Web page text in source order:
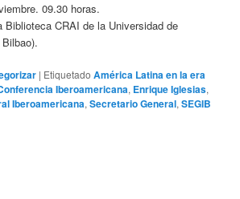
09.30 horas.
Biblioteca CRAI de la Universidad de
| Etiquetado América Latina en la era
Iberoamericana, Enrique Iglesias,
Iberoamericana,Secretario General,SEGIB